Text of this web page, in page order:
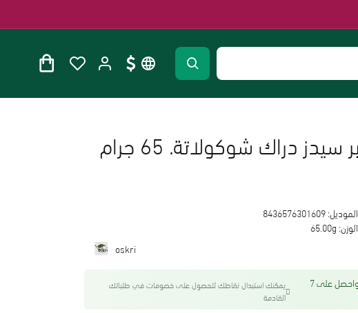
بروتين سوبر سيدز دراك شوكولاتة. 65 جرام
الموديل:8436576301609
الوزن: 65.00g
oskri
اشتري هذا المنتج واحصل على 7
يمكنك استبدال نقاطك للحصول على خصومات في طلباتك
القادمة